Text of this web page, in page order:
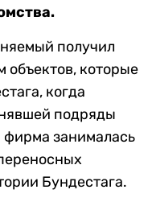
получил
объектов, которые
когда
подряды
фирма занималась
Бундестага.